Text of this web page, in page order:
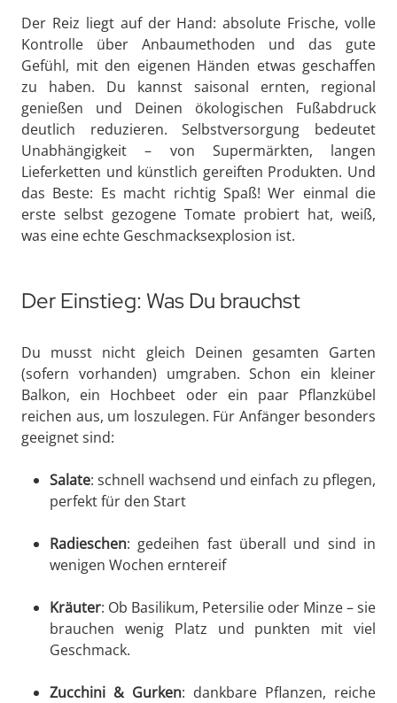
Der Reiz liegt auf der Hand: absolute Frische, volle
Kontrolle über Anbaumethoden und das gute
Gefühl, mit den eigenen Händen etwas geschaffen
zu haben. Du kannst saisonal ernten, regional
genießen und Deinen ökologischen Fußabdruck
deutlich reduzieren. Selbstversorgung bedeutet
Unabhängigkeit – von Supermärkten, langen
Lieferketten und künstlich gereiften Produkten. Und
das Beste: Es macht richtig Spaß! Wer einmal die
erste selbst gezogene Tomate probiert hat, weiß,
was eine echte Geschmacksexplosion ist.
Der Einstieg: Was Du brauchst
Du musst nicht gleich Deinen gesamten Garten
(sofern vorhanden) umgraben. Schon ein kleiner
Balkon, ein Hochbeet oder ein paar Pflanzkübel
reichen aus, um loszulegen. Für Anfänger besonders
geeignet sind:
Salate: schnell wachsend und einfach zu pflegen,
perfekt für den Start
Radieschen: gedeihen fast überall und sind in
wenigen Wochen erntereif
Kräuter: Ob Basilikum, Petersilie oder Minze – sie
brauchen wenig Platz und punkten mit viel
Geschmack.
Zucchini & Gurken: dankbare Pflanzen, reiche